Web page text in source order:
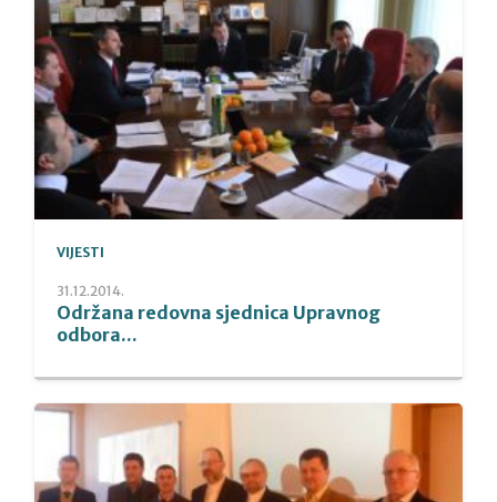
VIJESTI
31.12.2014.
Održana redovna sjednica Upravnog
odbora...